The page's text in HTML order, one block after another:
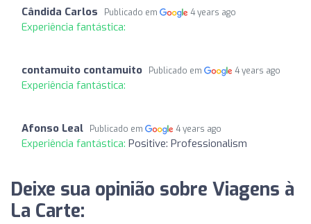
Cândida Carlos Publicado em 4 years ago
Experiência fantástica:
contamuito contamuito Publicado em 4 years ago
Experiência fantástica:
Afonso Leal Publicado em 4 years ago
Experiência fantástica: Positive: Professionalism
Deixe sua opinião sobre Viagens à
La Carte: